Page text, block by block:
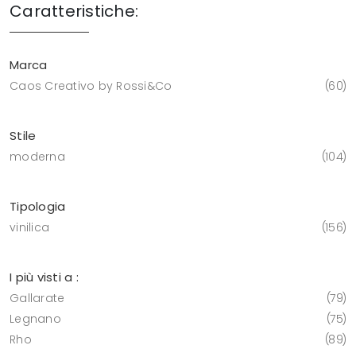
Caratteristiche:
Marca
Caos Creativo by Rossi&Co 60
Stile
moderna 104
Tipologia
vinilica 156
I più visti a :
Gallarate
79
Legnano
75
Rho
89